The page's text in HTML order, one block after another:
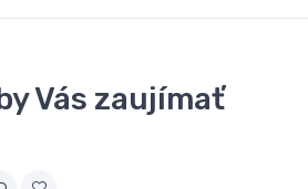
Vás zaujímať